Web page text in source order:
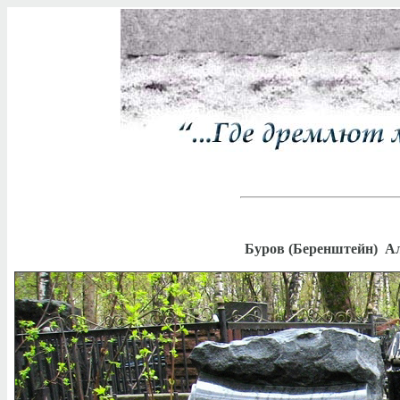
Буров (Беренштейн)